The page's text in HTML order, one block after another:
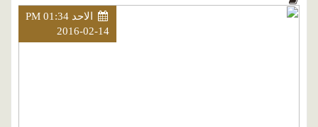
الاحد PM 01:34
2016-02-14